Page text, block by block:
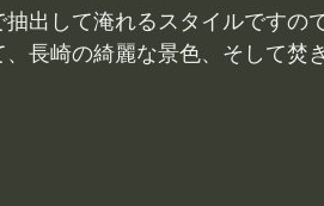
抽出して淹れるスタイルです
長崎の綺麗な景色、そして焚